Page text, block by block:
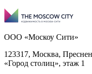
ООО «Москоу Сити»
123317, Москва,
«Город столиц», этаж 1